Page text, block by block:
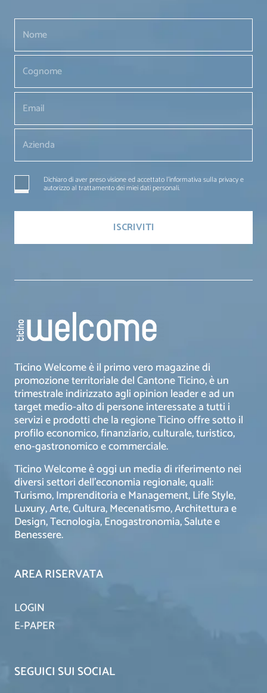
Dichiaro di aver preso visione ed accettato l'informativa sulla privacy e
autorizzo al trattamento dei miei dati personali.
Ticino Welcome è il primo vero magazine di
promozione territoriale del Cantone Ticino, è un
trimestrale indirizzato agli opinion leader e ad un
target medio-alto di persone interessate a tutti i
servizi e prodotti che la regione Ticino offre sotto il
profilo economico, finanziario, culturale, turistico,
eno-gastronomico e commerciale.
Ticino Welcome è oggi un media di riferimento nei
diversi settori dell’economia regionale, quali:
Turismo, Imprenditoria e Management, Life Style,
Luxury, Arte, Cultura, Mecenatismo, Architettura e
Design, Tecnologia, Enogastronomia, Salute e
Benessere.
AREA RISERVATA
LOGIN
E-PAPER
SEGUICI SUI SOCIAL